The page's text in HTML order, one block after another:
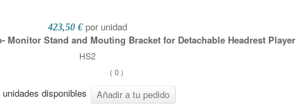
423,50 € por unidad
Monitor Stand and Mouting Bracket for Detachable Headrest Player
HS2
( 0)
unidades disponibles